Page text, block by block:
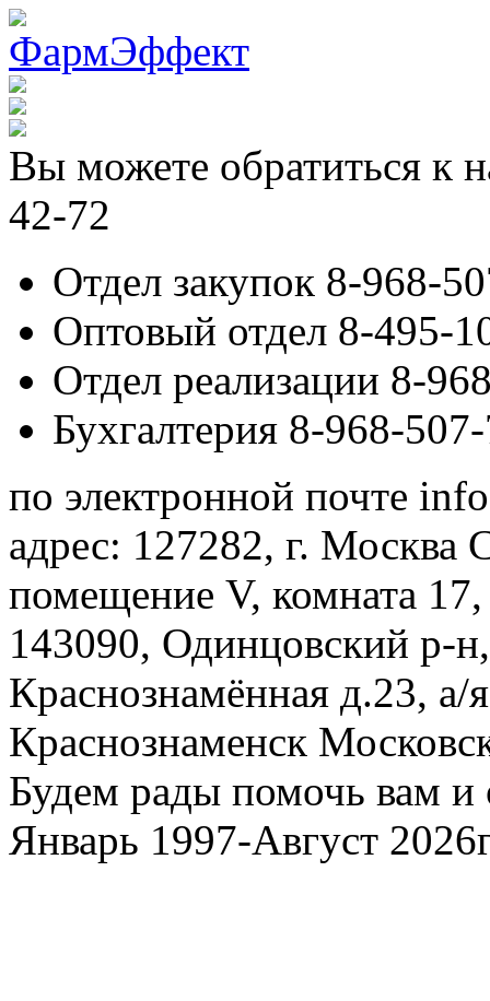
Вы можете обратиться к
42-72
Отдел закупок 8-968-
Оптовый отдел 8-495-
Отдел реализации 8-
Бухгалтерия 8-968-
по электронной почте
адрес: 127282, г. Москва
помещение V, комната
143090, Одинцовский р-
Краснознамённая д.23, а/
Краснознаменск
Будем рады помочь вам и
Январь 1997-Август